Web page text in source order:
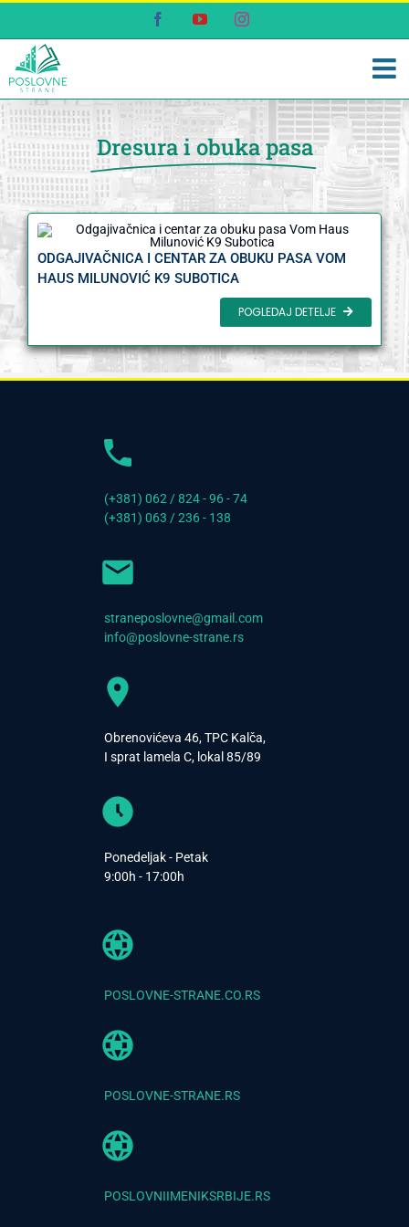
content
FacebookYouTubeInstagram
Dresura i obuka pasa
ODGAJIVAČNICA I CENTAR ZA OBUKU PASA VOM
HAUS MILUNOVIĆ K9 SUBOTICA
POGLEDAJ DETELJE
(+381) 062 / 824 - 96 - 74
(+381) 063 / 236 - 138
straneposlovne@gmail.com
info@poslovne-strane.rs
Obrenovićeva 46, TPC Kalča,
I sprat lamela C, lokal 85/89
Ponedeljak - Petak
9:00h - 17:00h
POSLOVNE-STRANE.CO.RS
POSLOVNE-STRANE.RS
POSLOVNIIMENIKSRBIJE.RS